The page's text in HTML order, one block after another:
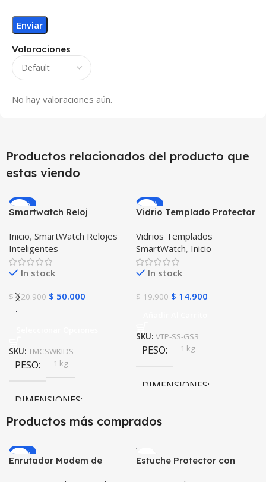
Valoraciones
No hay valoraciones aún.
Productos relacionados del producto que
estas viendo
-59%
Smartwatch Reloj
GPS Ubicar Niños SOS
Inicio, SmartWatch Relojes
Inteligentes
In stock
$120.900 $ 50.000
SKU: TMCSWKIDS
PESO 1 kg
DIMENSIONES
COLOR
-25%
Vidrio Templado Protector
Smartwatch Samsung
Gear S3 Frontier
Vidrios Templados
SmartWatch, Inicio
In stock
$19.900 $ 14.900
SKU: VTP-SS-GS3
PESO 1 kg
DIMENSIONES
10 × 10 × 10 cm
Productos más comprados
-20%
Enrutador Modem de
Estuche Protector con